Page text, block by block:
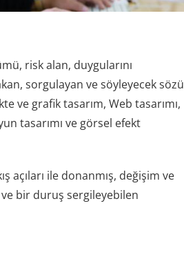
risk alan, duygularını
sorgulayan ve söyleyecek sözü
ve grafik tasarım, Web tasarımı,
tasarımı ve görsel efekt
açıları ile donanmış, değişim ve
bir duruş sergileyebilen